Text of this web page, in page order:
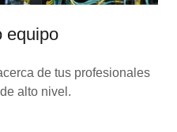
equipo
de tus profesionales
alto nivel.